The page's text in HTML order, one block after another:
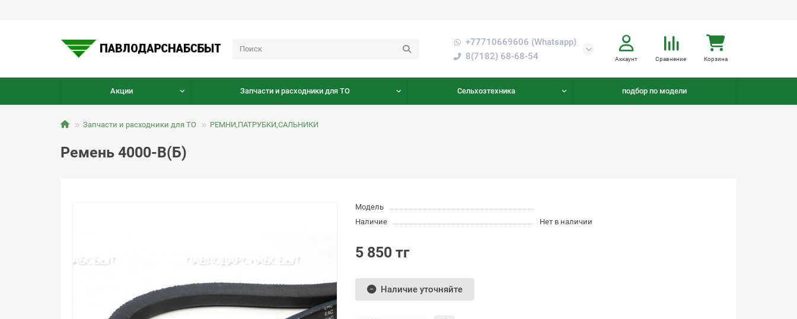
+77710669606 (Whatsapp)
8(7182) 68-68-54
Аккаунт Сравнение Корзина
Акции Запчасти и расходники для ТО Сельхозтехника подбор по модели
Запчасти и расходники для ТО РЕМНИ,ПАТРУБКИ,САЛЬНИКИ
Ремень 4000-В(Б)
Модель
Наличие
Нет в наличии
5 850 тг
Наличие уточняйте